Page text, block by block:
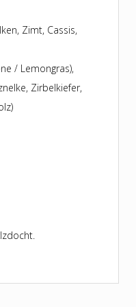
Zimt, Cassis,
/ Lemongras),
Zirbelkiefer,